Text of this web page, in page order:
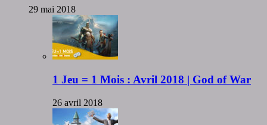
29 mai 2018
1 Jeu = 1 Mois : Avril 2018 | God of War
26 avril 2018